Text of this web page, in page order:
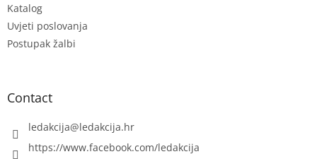
Katalog
Uvjeti poslovanja
Postupak žalbi
Contact
ledakcija@ledakcija.hr
https://www.facebook.com/ledakcija